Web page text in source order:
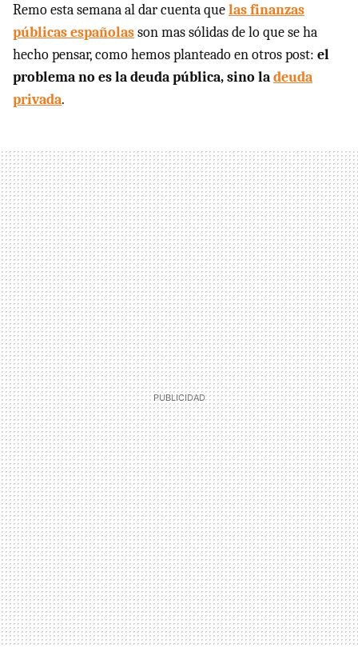
Remo esta semana al dar cuenta quelas finanzas
públicas españolasson mas sólidas de lo que se ha
hecho pensar, como hemos planteado en otros post: el
problema no es la deuda pública, sino ladeuda
privada.